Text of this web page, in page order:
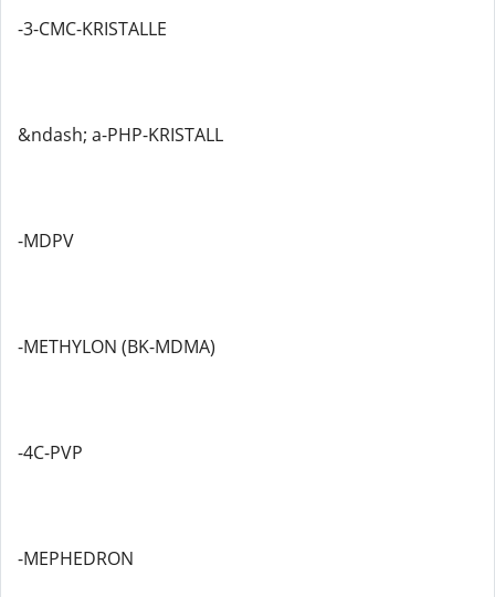
-3-CMC-KRISTALLE
&ndash; a-PHP-KRISTALL
-MDPV
-METHYLON (BK-MDMA)
-4C-PVP
-MEPHEDRON